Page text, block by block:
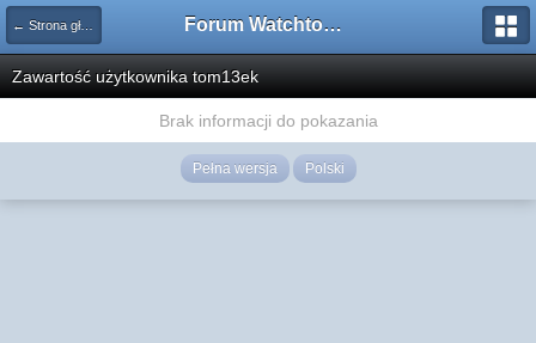
← Strona główna Forum Watchtower
Zawartość użytkownika tom13ek
Brak informacji do pokazania
Pełna wersja Polski